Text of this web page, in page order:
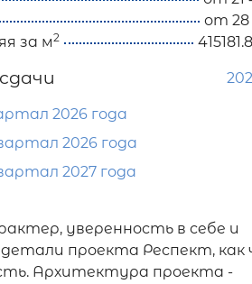
от 28
за м2
2026 года
2026 года
2027 года
уверенность в себе и
проекта Респект,
Архитектура проекта -